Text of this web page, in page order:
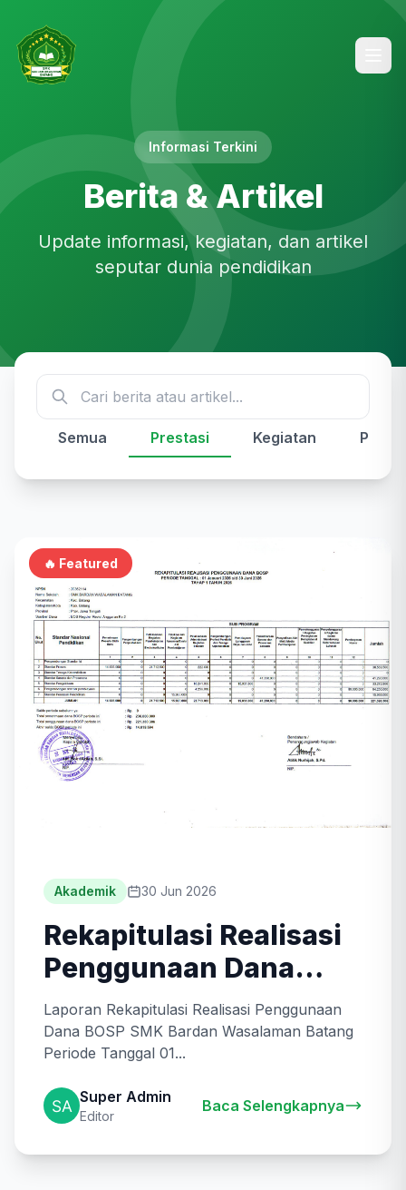
Informasi Terkini
Berita & Artikel
Update informasi, kegiatan, dan artikel
seputar dunia pendidikan
Semua Prestasi Kegiatan
🔥 Featured
Akademik 30 Jun 2026
Rekapitulasi Realisasi
Penggunaan Dana
BOSP Tahap 1 Tahun
2026
Laporan Rekapitulasi Realisasi Penggunaan
Dana BOSP SMK Bardan Wasalaman Batang
Periode Tanggal 01...
Super Admin
Editor
Baca Selengkapnya